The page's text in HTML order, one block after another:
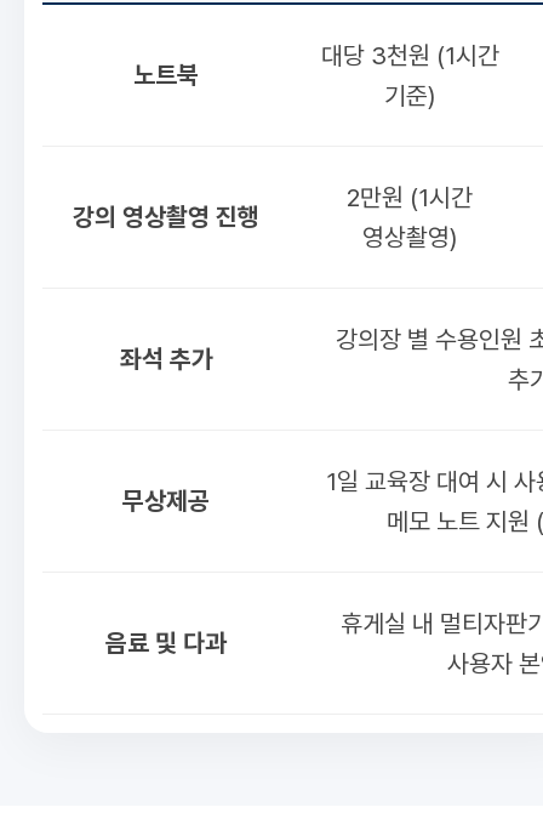
노트북
대당 3천원 (1시간
기준)
강의 영상촬영 진행
2만원 (1시간
영상촬영)
좌석 추가
강의장 별 수용인원
추
무상제공
1일 교육장 대여 시
메모 노트 지원
음료 및 다과
휴게실 내 멀티자판
사용자